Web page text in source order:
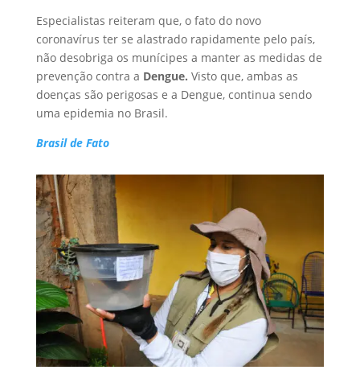
Especialistas reiteram que, o fato do novo
coronavírus ter se alastrado rapidamente pelo país,
não desobriga os munícipes a manter as medidas de
prevenção contra a Dengue. Visto que, ambas as
doenças são perigosas e a Dengue, continua sendo
uma epidemia no Brasil.
Brasil de Fato